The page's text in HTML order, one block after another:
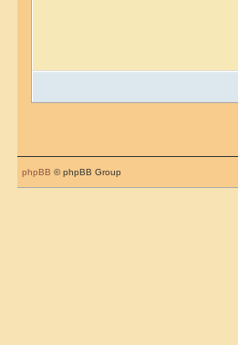
phpBB © phpBB Group